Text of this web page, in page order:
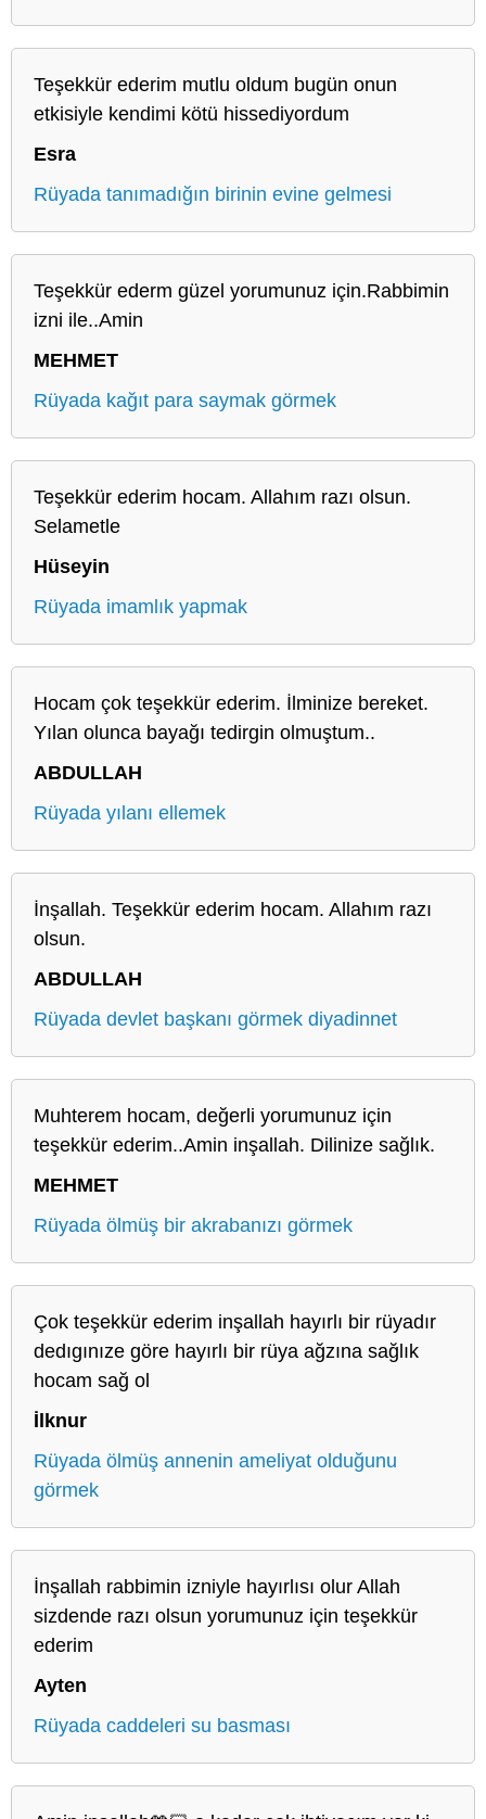
Teşekkür ederim mutlu oldum bugün onun
etkisiyle kendimi kötü hissediyordum
Esra
Rüyada tanımadığın birinin evine gelmesi
Teşekkür ederm güzel yorumunuz için.Rabbimin
izni ile..Amin
MEHMET
Rüyada kağıt para saymak görmek
Teşekkür ederim hocam. Allahım razı olsun.
Selametle
Hüseyin
Rüyada imamlık yapmak
Hocam çok teşekkür ederim. İlminize bereket.
Yılan olunca bayağı tedirgin olmuştum..
ABDULLAH
Rüyada yılanı ellemek
İnşallah. Teşekkür ederim hocam. Allahım razı
olsun.
ABDULLAH
Rüyada devlet başkanı görmek diyadinnet
Muhterem hocam, değerli yorumunuz için
teşekkür ederim..Amin inşallah. Dilinize sağlık.
MEHMET
Rüyada ölmüş bir akrabanızı görmek
Çok teşekkür ederim inşallah hayırlı bir rüyadır
dedıgınıze göre hayırlı bir rüya ağzına sağlık
hocam sağ ol
İlknur
Rüyada ölmüş annenin ameliyat olduğunu
görmek
İnşallah rabbimin izniyle hayırlısı olur Allah
sizdende razı olsun yorumunuz için teşekkür
ederim
Ayten
Rüyada caddeleri su basması